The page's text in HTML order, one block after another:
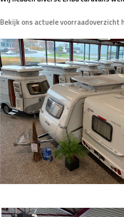
Bekijk ons actuele voorraadoverzicht